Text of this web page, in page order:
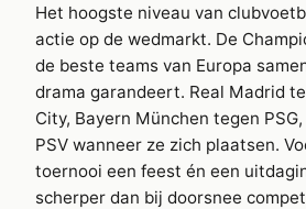
Het hoogste niveau van
actie op de wedmarkt. De
de beste teams van Europa
drama garandeert. Real Madrid
City, Bayern München tegen
PSV wanneer ze zich plaatsen.
toernooi een feest én een
scherper dan bij doorsnee